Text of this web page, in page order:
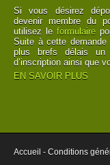
Si vous désirez
devenir membre du
utilisez leformulaire
Suite à cette
plus brefs délais un
d’inscription ainsi que
EN SAVOIR PLUS
Accueil - Conditions